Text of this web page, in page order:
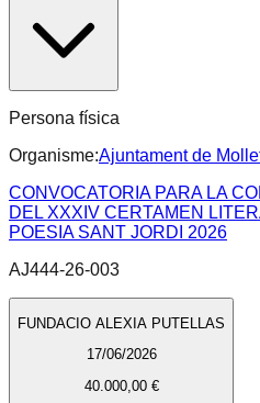
Persona física
Organisme:Ajuntament de
CONVOCATORIA PARA LA
DEL XXXIV CERTAMEN
POESIA SANT JORDI 2026
AJ444-26-003
FUNDACIO ALEXIA PUTELLAS
17/06/2026
40.000,00 €